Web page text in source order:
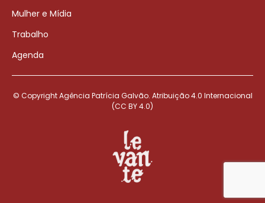
Mulher e Mídia
Trabalho
Agenda
© Copyright Agência Patrícia Galvão. Atribuição 4.0 Internacional
(CC BY 4.0)